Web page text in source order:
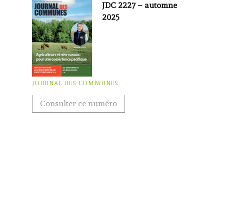
JDC 2227 – automne
2025
JOURNAL DES COMMUNES
Consulter ce numéro